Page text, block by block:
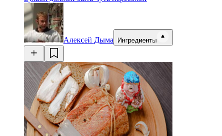
Алексей Дыма Ингредиенты